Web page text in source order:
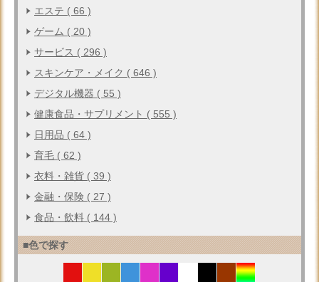
エステ ( 66 )
ゲーム ( 20 )
サービス ( 296 )
スキンケア・メイク ( 646 )
デジタル機器 ( 55 )
健康食品・サプリメント ( 555 )
日用品 ( 64 )
育毛 ( 62 )
衣料・雑貨 ( 39 )
金融・保険 ( 27 )
食品・飲料 ( 144 )
■色で探す